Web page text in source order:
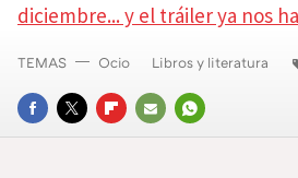
diciembre... y el tráiler ya nos
FACEBOOK
TWITTERFLIPBOARD
E-
WHATSAPP
TEMAS Ocio Libros y literatura